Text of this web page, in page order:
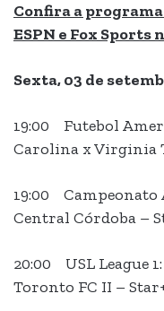
Confira a
ESPN e Fox Sports
Sexta, 03 de
19:00 Futebol
Carolina x Virginia
19:00 Campeonato
Central Córdoba –
20:00 USL League
Toronto FC II –